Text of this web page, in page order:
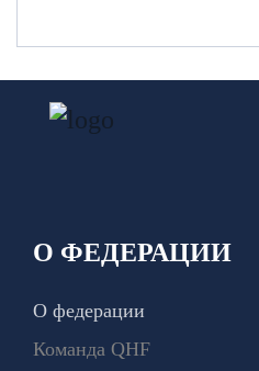
О ФЕДЕРАЦИИ
О федерации
Команда QHF